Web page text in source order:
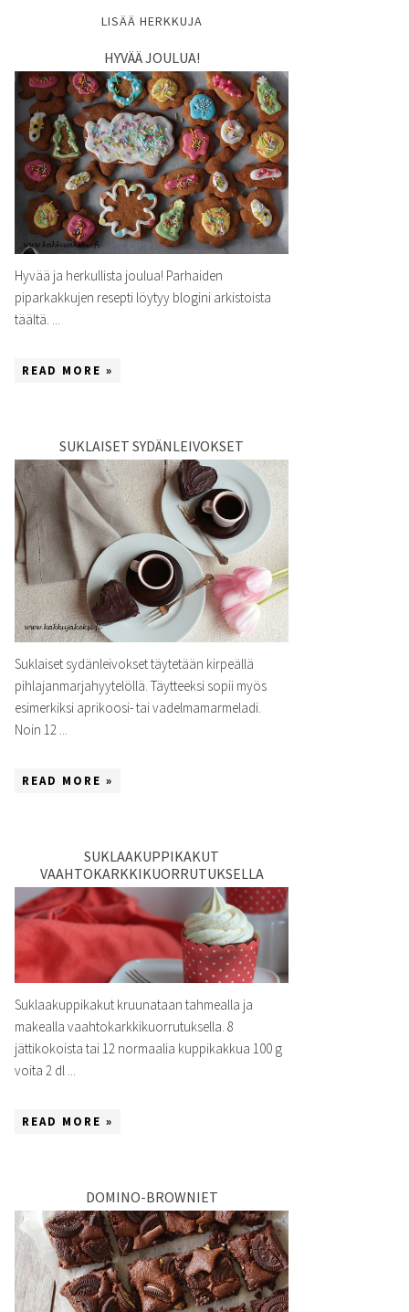
LISÄÄ HERKKUJA
HYVÄÄ JOULUA!
Hyvää ja herkullista joulua! Parhaiden
piparkakkujen resepti löytyy blogini arkistoista
täältä. ...
READ MORE »
SUKLAISET SYDÄNLEIVOKSET
Suklaiset sydänleivokset täytetään kirpeällä
pihlajanmarjahyytelöllä. Täytteeksi sopii myös
esimerkiksi aprikoosi- tai vadelmamarmeladi.
Noin 12 ...
READ MORE »
SUKLAAKUPPIKAKUT
VAAHTOKARKKIKUORRUTUKSELLA
Suklaakuppikakut kruunataan tahmealla ja
makealla vaahtokarkkikuorrutuksella. 8
jättikokoista tai 12 normaalia kuppikakkua 100 g
voita 2 dl ...
READ MORE »
DOMINO-BROWNIET